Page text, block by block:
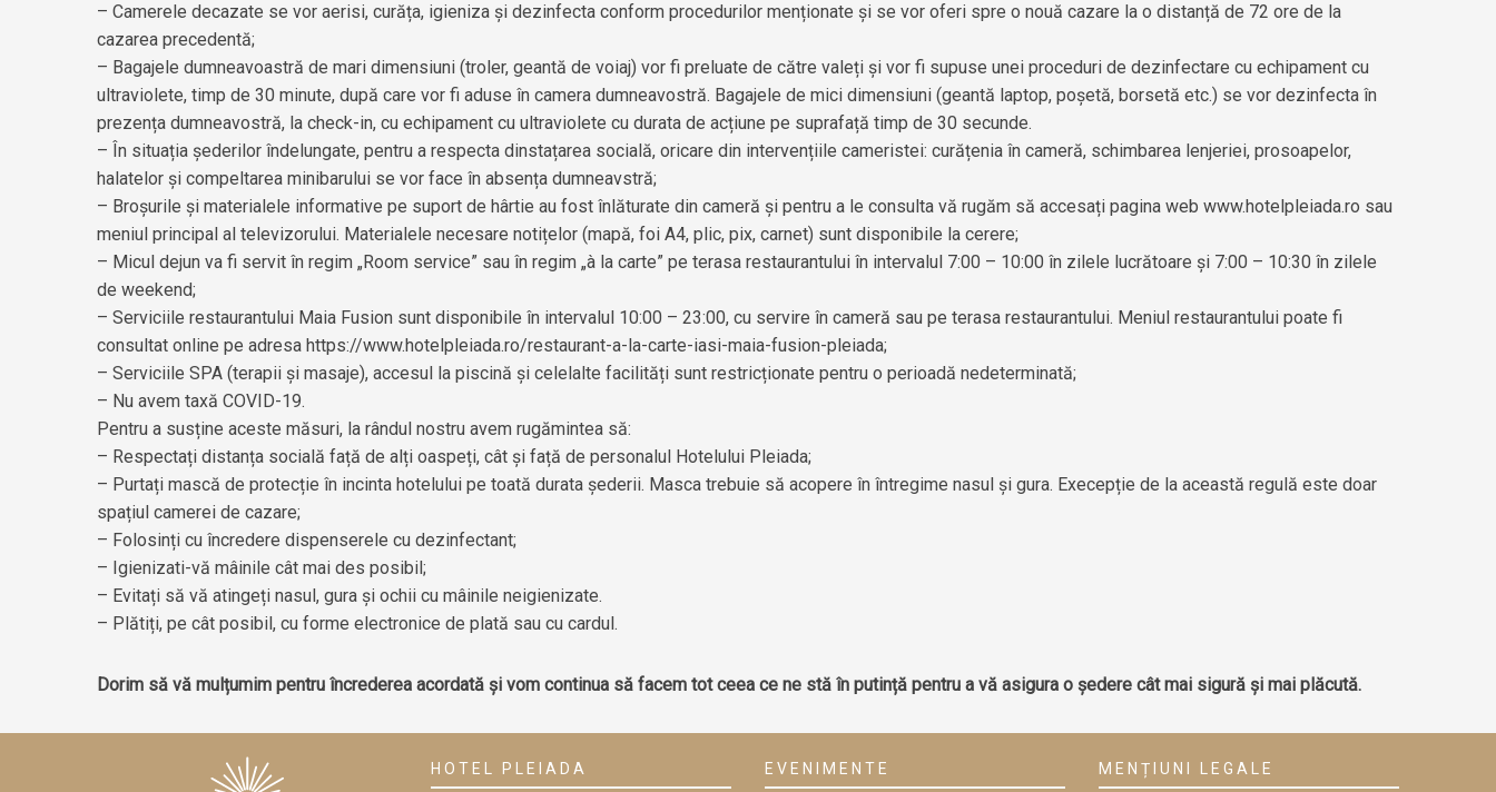
– Camerele decazate se vor aerisi, curăța, igieniza și dezinfecta conform procedurilor menționate și se vor oferi spre o nouă cazare la o distanță de 72 ore de la
cazarea precedentă;
– Bagajele dumneavoastră de mari dimensiuni (troler, geantă de voiaj) vor fi preluate de către valeți și vor fi supuse unei proceduri de dezinfectare cu echipament cu
ultraviolete, timp de 30 minute, după care vor fi aduse în camera dumneavostră. Bagajele de mici dimensiuni (geantă laptop, poșetă, borsetă etc.) se vor dezinfecta în
prezența dumneavostră, la check-in, cu echipament cu ultraviolete cu durata de acțiune pe suprafață timp de 30 secunde.
– În situația șederilor îndelungate, pentru a respecta dinstațarea socială, oricare din intervențiile cameristei: curățenia în cameră, schimbarea lenjeriei, prosoapelor,
halatelor și compeltarea minibarului se vor face în absența dumneavstră;
– Broșurile și materialele informative pe suport de hârtie au fost înlăturate din cameră și pentru a le consulta vă rugăm să accesați pagina web www.hotelpleiada.ro sau
meniul principal al televizorului. Materialele necesare notițelor (mapă, foi A4, plic, pix, carnet) sunt disponibile la cerere;
– Micul dejun va fi servit în regim „Room service” sau în regim „à la carte” pe terasa restaurantului în intervalul 7:00 – 10:00 în zilele lucrătoare și 7:00 – 10:30 în zilele
de weekend;
– Serviciile restaurantului Maia Fusion sunt disponibile în intervalul 10:00 – 23:00, cu servire în cameră sau pe terasa restaurantului. Meniul restaurantului poate fi
consultat online pe adresa https://www.hotelpleiada.ro/restaurant-a-la-carte-iasi-maia-fusion-pleiada;
– Serviciile SPA (terapii și masaje), accesul la piscină și celelalte facilități sunt restricționate pentru o perioadă nedeterminată;
– Nu avem taxă COVID-19.
Pentru a susține aceste măsuri, la rândul nostru avem rugămintea să:
– Respectați distanța socială față de alți oaspeți, cât și față de personalul Hotelului Pleiada;
– Purtați mască de protecție în incinta hotelului pe toată durata șederii. Masca trebuie să acopere în întregime nasul și gura. Execepție de la această regulă este doar
spațiul camerei de cazare;
– Folosinți cu încredere dispenserele cu dezinfectant;
– Igienizati-vă mâinile cât mai des posibil;
– Evitați să vă atingeți nasul, gura și ochii cu mâinile neigienizate.
– Plătiți, pe cât posibil, cu forme electronice de plată sau cu cardul.
Dorim să vă mulțumim pentru încrederea acordată și vom continua să facem tot ceea ce ne stă în putință pentru a vă asigura o ședere cât mai sigură și mai plăcută.
HOTEL PLEIADA EVENIMENTE MENȚIUNI LEGALE